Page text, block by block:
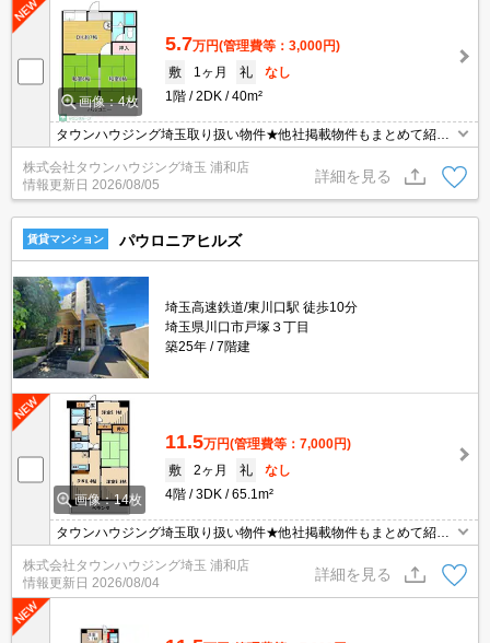
画像：4枚
5.7万円(管理費等：3,000円)
敷
1ヶ月 礼
なし
1階
2DK 40m²
タウンハウジング埼玉取り扱い物件★他社掲載物件もまとめて紹介
できます・オンラインでの面談＆見学も対応
株式会社タウンハウジング埼玉 浦和店
情報更新日 2026/08/05
詳細を見る
賃貸マンション パウロニアヒルズ
埼玉高速鉄道/東川口駅 徒歩10分
埼玉県川口市戸塚３丁目
築25年
7階建
画像：14枚
11.5万円(管理費等：7,000円)
敷
2ヶ月 礼
なし
4階
3DK 65.1m²
タウンハウジング埼玉取り扱い物件★他社掲載物件もまとめて紹介
できます・オンラインでの面談＆見学も対応
株式会社タウンハウジング埼玉 浦和店
情報更新日 2026/08/04
詳細を見る